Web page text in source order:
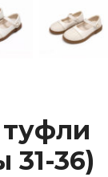
31-36)